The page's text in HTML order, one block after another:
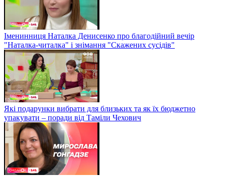
Іменинниця Наталка Денисенко про благодійний вечір
"Наталка-читалка" і знімання "Скажених сусідів"
Які подарунки вибрати для близьких та як їх бюджетно
упакувати – поради від Таміли Чехович